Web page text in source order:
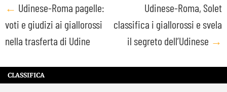
Post
navigation
← Udinese-Roma pagelle:
voti e giudizi ai giallorossi
nella trasferta di Udine
Udinese-Roma, Solet
classifica i giallorossi e svela
il segreto dell’Udinese →
CLASSIFICA